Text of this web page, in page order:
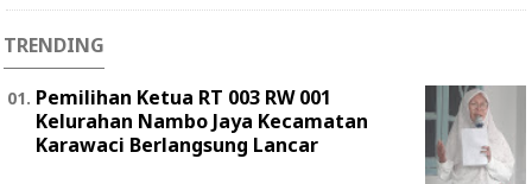
TRENDING
Pemilihan Ketua RT 003 RW 001
Kelurahan Nambo Jaya Kecamatan
Karawaci Berlangsung Lancar